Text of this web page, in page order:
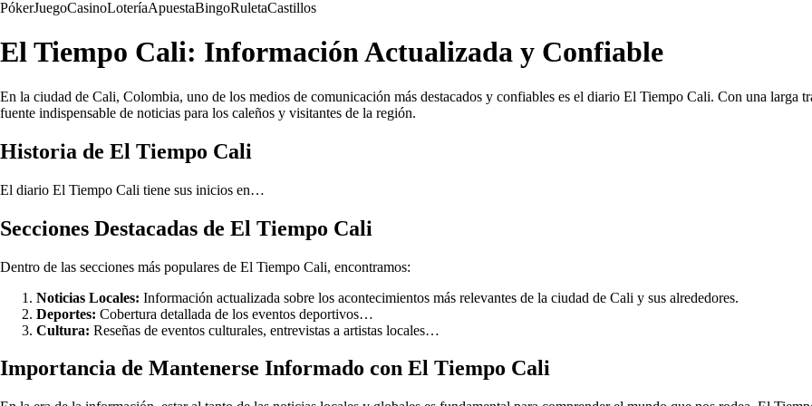
PókerJuegoCasinoLoteríaApuestaBingoRuletaCastillos
El Tiempo Cali: Información Actualizada y Confiable
En la ciudad de Cali, Colombia, uno de los medios de comunicación más destacados y confiables es el diario El Tiempo Cali. Con una larga
fuente indispensable de noticias para los caleños y visitantes de la región.
Historia de El Tiempo Cali
El diario El Tiempo Cali tiene sus inicios en…
Secciones Destacadas de El Tiempo Cali
Dentro de las secciones más populares de El Tiempo Cali, encontramos:
Noticias Locales: Información actualizada sobre los acontecimientos más relevantes de la ciudad de Cali y sus alrededores.
Deportes: Cobertura detallada de los eventos deportivos…
Cultura: Reseñas de eventos culturales, entrevistas a artistas locales…
Importancia de Mantenerse Informado con El Tiempo Cali